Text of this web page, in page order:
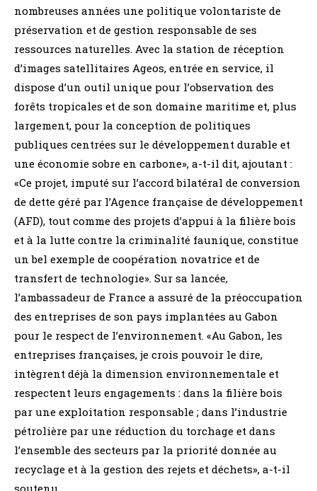
nombreuses années une politique volontariste de
préservation et de gestion responsable de ses
ressources naturelles. Avec la station de réception
d’images satellitaires Ageos, entrée en service, il
dispose d’un outil unique pour l’observation des
forêts tropicales et de son domaine maritime et, plus
largement, pour la conception de politiques
publiques centrées sur le développement durable et
une économie sobre en carbone», a-t-il dit, ajoutant :
«Ce projet, imputé sur l’accord bilatéral de conversion
de dette géré par l’Agence française de développement
(AFD), tout comme des projets d’appui à la filière bois
et à la lutte contre la criminalité faunique, constitue
un bel exemple de coopération novatrice et de
transfert de technologie». Sur sa lancée,
l’ambassadeur de France a assuré de la préoccupation
des entreprises de son pays implantées au Gabon
pour le respect de l’environnement. «Au Gabon, les
entreprises françaises, je crois pouvoir le dire,
intègrent déjà la dimension environnementale et
respectent leurs engagements : dans la filière bois
par une exploitation responsable ; dans l’industrie
pétrolière par une réduction du torchage et dans
l’ensemble des secteurs par la priorité donnée au
recyclage et à la gestion des rejets et déchets», a-t-il